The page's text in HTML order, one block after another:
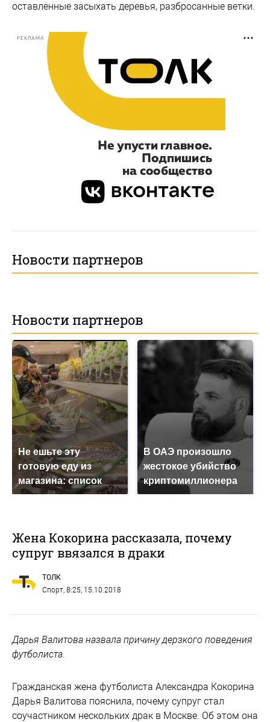
оставленные засыхать деревья, разбросанные ветки.
РЕКЛАМА
Новости партнеров
Новости партнеров
Не ешьте эту
готовую еду из
магазина: список
В ОАЭ произошло
жестокое убийство
криптомиллионера
Жена Кокорина рассказала, почему
супруг ввязался в драки
ТОЛК
Спорт, 8:25, 15.10.2018
Дарья Валитова назвала причину дерзкого поведения
футболиста.
Гражданская жена футболиста Александра Кокорина
Дарья Валитова пояснила, почему супруг стал
соучастником нескольких драк в Москве. Об этом она